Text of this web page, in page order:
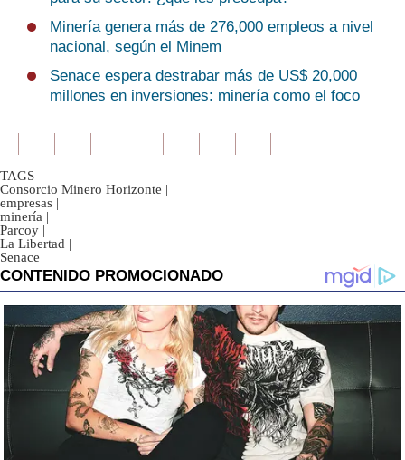
Minería genera más de 276,000 empleos a nivel
nacional, según el Minem
Senace espera destrabar más de US$ 20,000
millones en inversiones: minería como el foco
TAGS
Consorcio Minero Horizonte |
empresas |
minería |
Parcoy |
La Libertad |
Senace